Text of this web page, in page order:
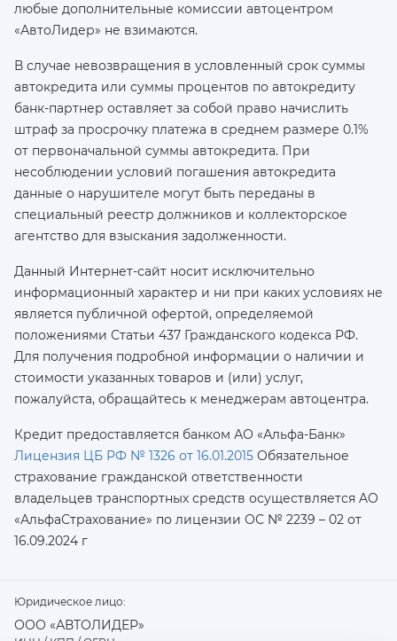
любые дополнительные комиссии автоцентром
«АвтоЛидер» не взимаются.
В случае невозвращения в условленный срок суммы
автокредита или суммы процентов по автокредиту
банк-партнер оставляет за собой право начислить
штраф за просрочку платежа в среднем размере 0.1%
от первоначальной суммы автокредита. При
несоблюдении условий погашения автокредита
данные о нарушителе могут быть переданы в
специальный реестр должников и коллекторское
агентство для взыскания задолженности.
Данный Интернет-сайт носит исключительно
информационный характер и ни при каких условиях не
является публичной офертой, определяемой
положениями Статьи 437 Гражданского кодекса РФ.
Для получения подробной информации о наличии и
стоимости указанных товаров и (или) услуг,
пожалуйста, обращайтесь к менеджерам автоцентра.
Кредит предоставляется банком АО «Альфа-Банк»
Лицензия ЦБ РФ № 1326 от 16.01.2015 Обязательное
страхование гражданской ответственности
владельцев транспортных средств осуществляется AO
«АльфаСтрахование» по лицензии ОС № 2239 – 02 от
16.09.2024 г
Юридическое лицо:
ООО «АВТОЛИДЕР»